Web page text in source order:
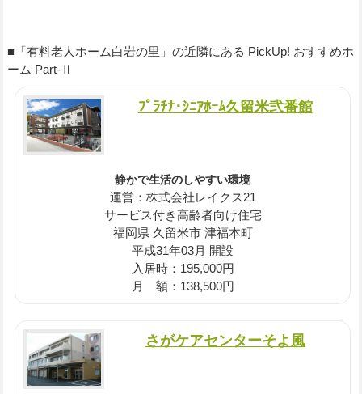
■「有料老人ホーム白岩の里」の近隣にある PickUp! おすすめホ
ーム Part-Ⅱ
ﾌﾟﾗﾁﾅ･ｼﾆｱﾎｰﾑ久留米弐番館
静かで生活のしやすい環境
運営：株式会社レイクス21
サービス付き高齢者向け住宅
福岡県 久留米市 津福本町
平成31年03月 開設
入居時：195,000円
月 額：138,500円
さがケアセンターそよ風